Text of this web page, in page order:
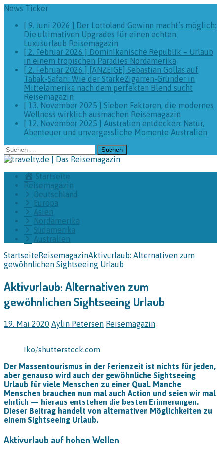
News Ticker
[ 9. Juni 2026 ] Der Lottoland Gewinn macht’s möglich:
Die ultimativen Upgrades für einen echten
Luxusurlaub Reisemagazin
[ 2. Februar 2026 ] Dominikanische Republik – Urlaub
in einem tropischen Paradies Nordamerika
[ 2. Februar 2026 ] [ANZEIGE] Sebastian Gollas auf
Tabak-Safari: Wie der StarkeZigarren-Gründer in
Mittelamerika nach dem perfekten Blend sucht
Reisemagazin
[ 13. November 2025 ] Sieben Faktoren, die modernes
Wellness wirklich ausmachen Reisemagazin
[ 12. November 2025 ] Australien entdecken: Natur,
Abenteuer und unvergessliche Momente Australien
Suchen
nach:
Startseite
Reisemagazin
Deutschland
Europa
Asien
Nordamerika
Südamerika
Australien
StartseiteReisemagazinAktivurlaub: Alternativen zum
gewöhnlichen Sightseeing Urlaub
Aktivurlaub: Alternativen zum
gewöhnlichen Sightseeing Urlaub
19. Mai 2020 Aylin Petersen Reisemagazin
Iko/shutterstock.com
Der Massentourismus in der Ferienzeit ist nichts für jeden,
aber genauso wird auch der gewöhnliche Sightseeing
Urlaub für viele Menschen zu einer Qual. Manche
Menschen brauchen nun mal auch Action und seien wir mal
ehrlich — hieraus entstehen die besten Erinnerungen.
Dieser Beitrag handelt von alternativen Möglichkeiten zu
einem Sightseeing Urlaub.
Aktivurlaub auf hohen Wellen